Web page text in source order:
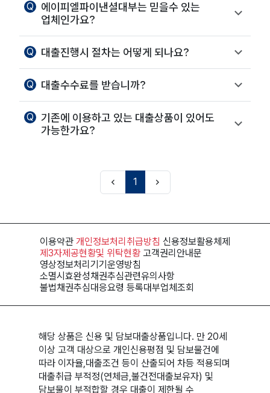
Q
에이피엘파이낸셜대부는 믿을수 있는
업체인가요?
Q 대출진행시 절차는 어떻게 되나요?
Q 대출수수료를 받습니까?
Q
기존에 이용하고 있는 대출상품이 있어도
가능한가요?
1
이용약관 개인정보처리 취급방침 신용정보활용체제
제3자제공현황및 위탁현황 고객권리 안내문
영상정보처리기기 운영방침
소멸시효완성채권추심관련유의사항
불법채권추심대응요령 등록대부업체조회
해당 상품은 신용 및 담보대출상품입니다. 만 20세
이상 고객 대상으로 개인신용평점 및 담보물건에
따라 이자율,대출조건 등이 산출되어 차등 적용되며
대출취급 부적정(연체금,불건전대출보유자) 및
담보물이 부적합할 경우 대출이 제한될 수